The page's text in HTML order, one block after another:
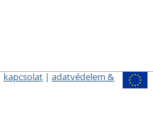
kapcsolat | adatvédelem &